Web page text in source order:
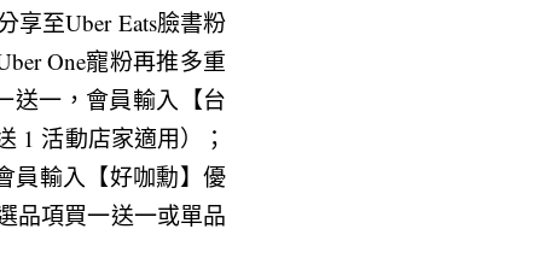
享至Uber Eats臉書粉
One寵粉再推多重
送一，會員輸入【台
1 活動店家適用）；
員輸入【好咖勳】優
品項買一送一或單品